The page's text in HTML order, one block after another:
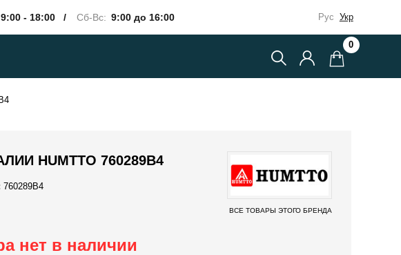
9:00 - 18:00 / Сб-Вс: 9:00 до 16:00 Рус Укр
0
HUMTTO 760289B4
760289B4
ВСЕ ТОВАРЫ ЭТОГО БРЕНДА
нет в наличии